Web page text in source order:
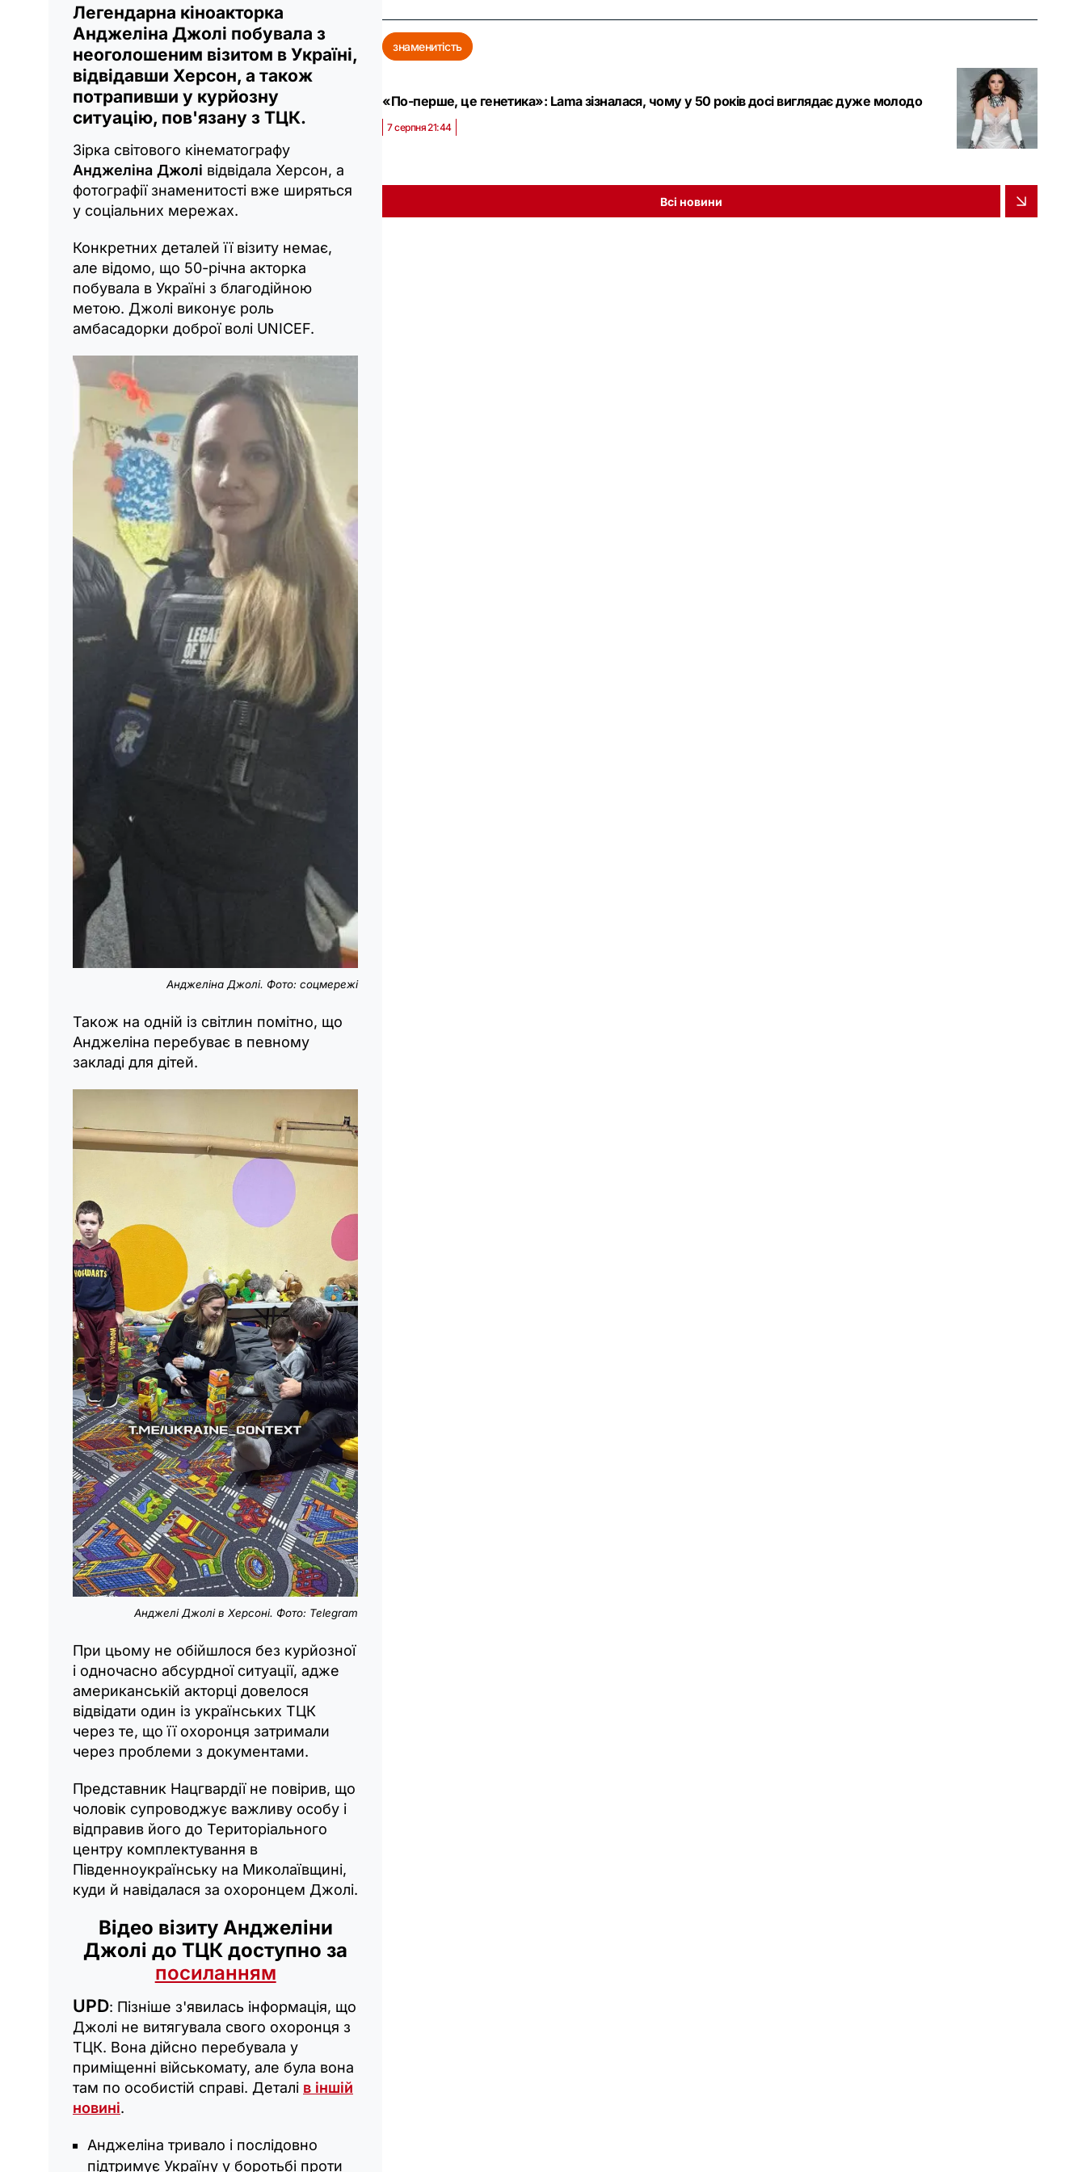
Легендарна кіноакторка
Анджеліна Джолі побувала з
неоголошеним візитом в Україні,
відвідавши Херсон, а також
потрапивши у курйозну
ситуацію, пов'язану з ТЦК.
Зірка світового кінематографу
Анджеліна Джолі відвідала Херсон, а
фотографії знаменитості вже ширяться
у соціальних мережах.
Конкретних деталей її візиту немає,
але відомо, що 50-річна акторка
побувала в Україні з благодійною
метою. Джолі виконує роль
амбасадорки доброї волі UNICEF.
Анджеліна Джолі. Фото: соцмережі
Також на одній із світлин помітно, що
Анджеліна перебуває в певному
закладі для дітей.
Анджелі Джолі в Херсоні. Фото: Telegram
При цьому не обійшлося без курйозної
і одночасно абсурдної ситуації, адже
американській акторці довелося
відвідати один із українських ТЦК
через те, що її охоронця затримали
через проблеми з документами.
Представник Нацгвардії не повірив, що
чоловік супроводжує важливу особу і
відправив його до Територіального
центру комплектування в
Південноукраїнську на Миколаївщині,
куди й навідалася за охоронцем Джолі.
Відео візиту Анджеліни
Джолі до ТЦК доступно за
посиланням
UPD: Пізніше з'явилась інформація, що
Джолі не витягувала свого охоронця з
ТЦК. Вона дійсно перебувала у
приміщенні військомату, але була вона
там по особистій справі. Деталі в іншій
новині.
Анджеліна тривало і послідовно
підтримує Україну у боротьбі проти
знаменитість
«По-перше, це генетика»: Lama зізналася, чому у 50 років досі виглядає дуже молодо
7 серпня 21:44
Всі новини